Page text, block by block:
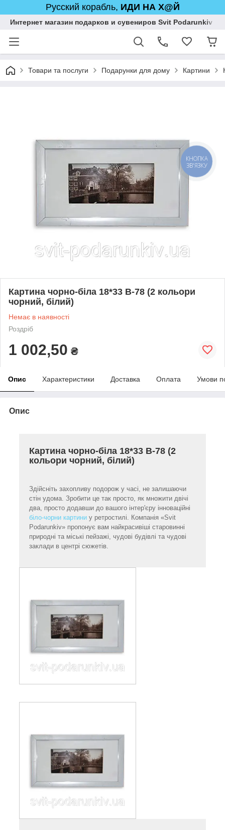
Русский корабль, ИДИ НА Х@Й
Интернет магазин подарков и сувениров Svit Podarunkiv
Товари та послуги Подарунки для дому Картини
Картина чорно-біла 18*33 B-78 (2 кольори
чорний, білий)
Немає в наявності
Роздріб
1 002,50 ₴
Опис Характеристики Доставка Оплата Умови
Опис
Картина чорно-біла 18*33 B-78 (2
кольори чорний, білий)
Здійсніть захопливу подорож у часі, не залишаючи
стін удома. Зробити це так просто, як множити двічі
два, просто додавши до вашого інтер'єру інноваційні
біло-чорни картини у ретростилі. Компанія «Svit
Podarunkiv» пропонує вам найкрасивіші старовинні
природні та міські пейзажі, чудові будівлі та чудові
заклади в центрі сюжетів.
КНОПКА
ЗВ'ЯЗКУ